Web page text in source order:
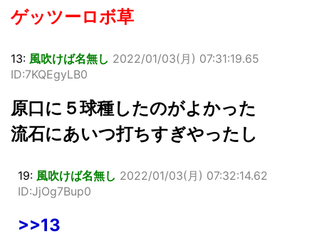
ゲッツーロボ草
13: 風吹けば名無し 2022/01/03(月) 07:31:19.65
ID:7KQEgyLB0
原口に５球種したのがよかった
流石にあいつ打ちすぎやったし
19: 風吹けば名無し 2022/01/03(月) 07:32:14.62
ID:JjOg7Bup0
>>13